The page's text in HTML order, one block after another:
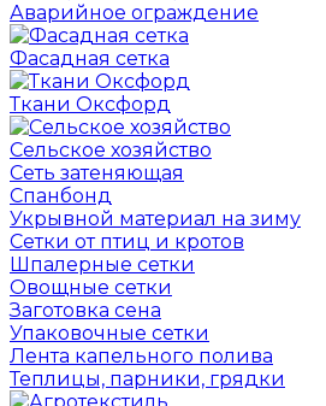
Аварийное ограждение
Фасадная сетка
Ткани Оксфорд
Сельское хозяйство
Сеть затеняющая
Спанбонд
Укрывной материал на зиму
Сетки от птиц и кротов
Шпалерные сетки
Овощные сетки
Заготовка сена
Упаковочные сетки
Лента капельного полива
Теплицы, парники, грядки